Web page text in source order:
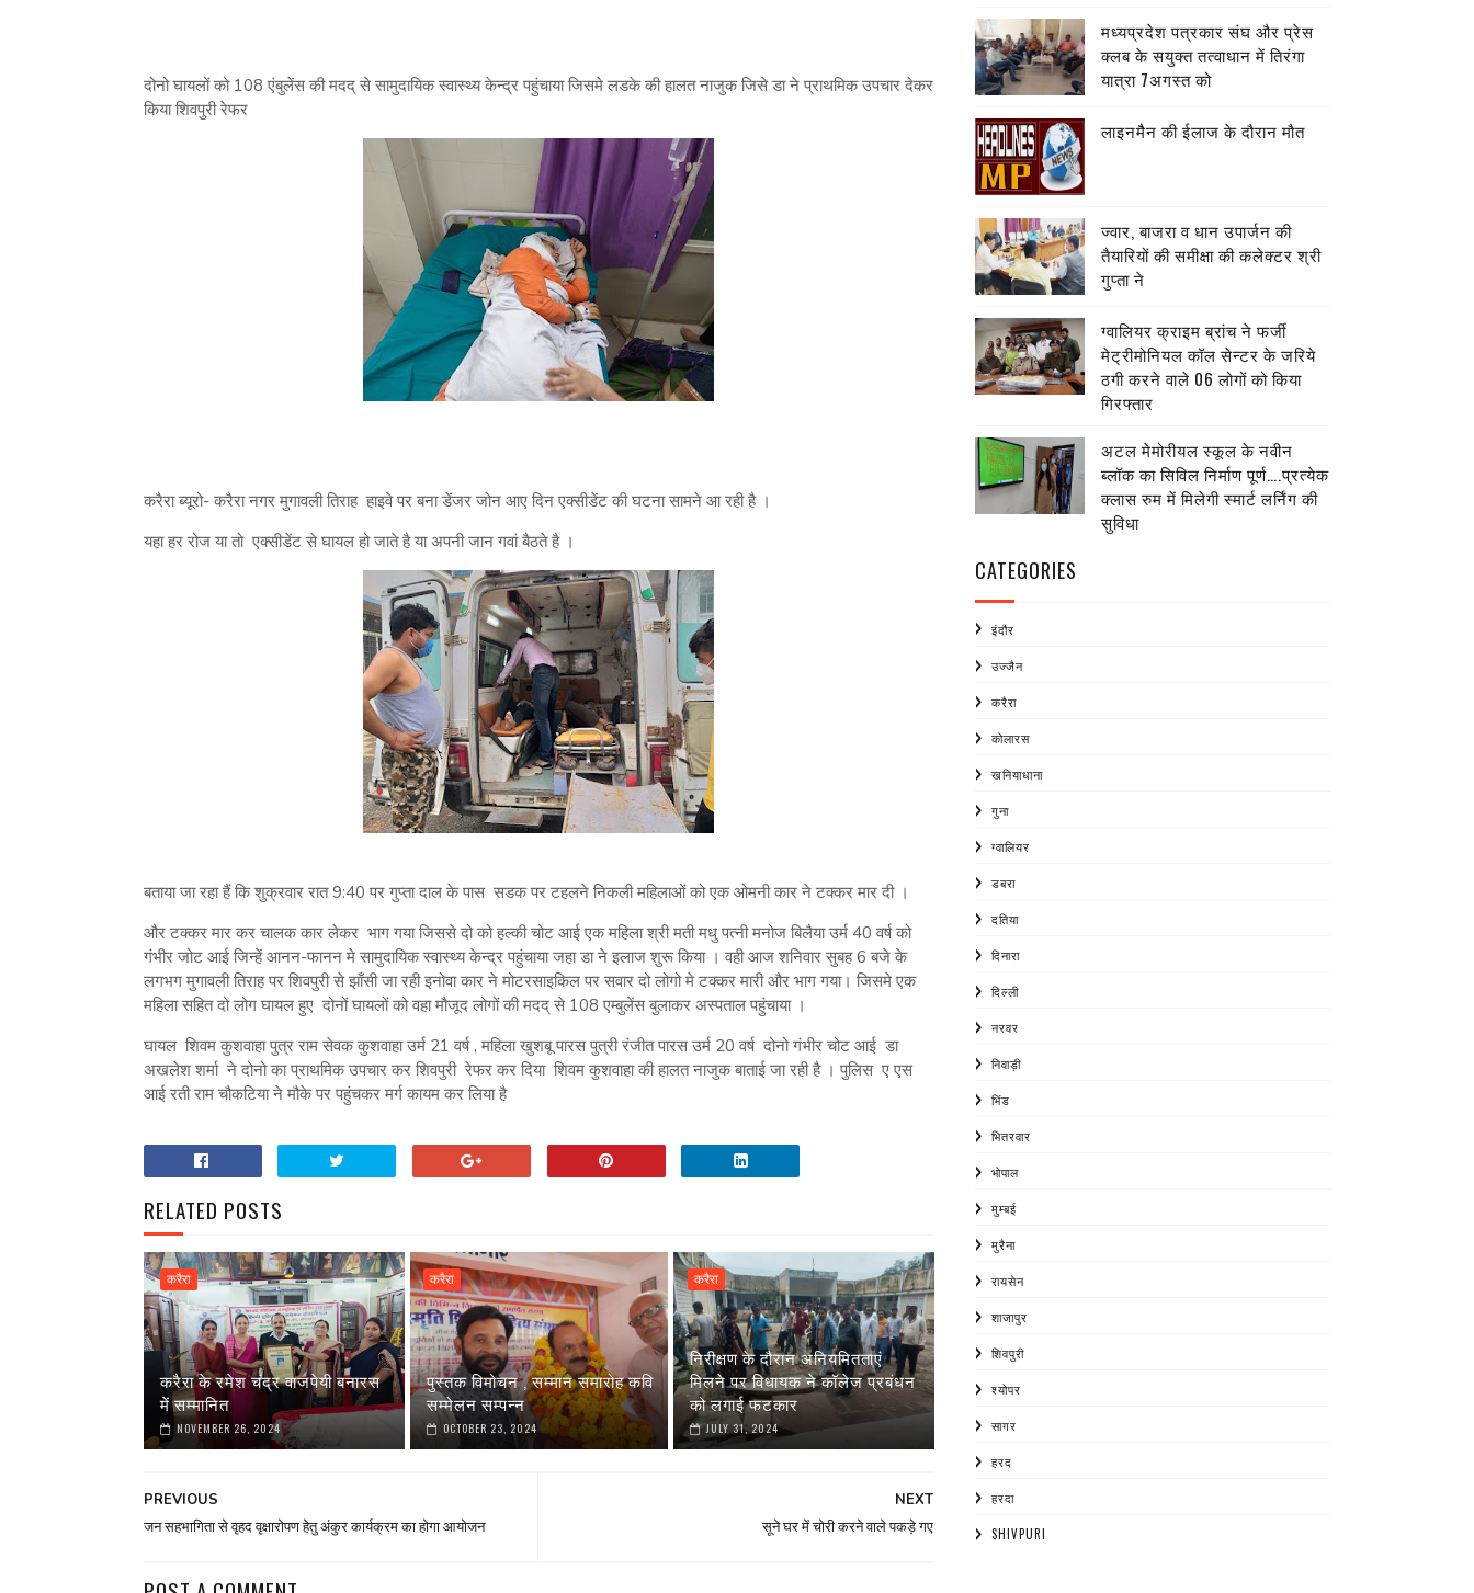
दोनो घायलों को 108 एंबुलेंस की मदद् से सामुदायिक स्वास्थ्य केन्द्र पहुंचाया जिसमे लडके की हालत नाजुक जिसे डा ने प्राथमिक उपचार देकर
किया शिवपुरी रेफर
करैरा ब्यूरो- करैरा नगर मुगावली तिराह हाइवे पर बना डेंजर जोन आए दिन एक्सीडेंट की घटना सामने आ रही है ।
यहा हर रोज या तो एक्सीडेंट से घायल हो जाते है या अपनी जान गवां बैठते है ।
बताया जा रहा हैं कि शुक्रवार रात 9:40 पर गुप्ता दाल के पास सडक पर टहलने निकली महिलाओं को एक ओमनी कार ने टक्कर मार दी ।
और टक्कर मार कर चालक कार लेकर भाग गया जिससे दो को हल्की चोट आई एक महिला श्री मती मधु पत्नी मनोज बिलैया उर्म 40 वर्ष को
गंभीर जोट आई जिन्हें आनन-फानन मे सामुदायिक स्वास्थ्य केन्द्र पहुंचाया जहा डा ने इलाज शुरू किया । वही आज शनिवार सुबह 6 बजे के
लगभग मुगावली तिराह पर शिवपुरी से झाँसी जा रही इनोवा कार ने मोटरसाइकिल पर सवार दो लोगो मे टक्कर मारी और भाग गया। जिसमे एक
महिला सहित दो लोग घायल हुए दोनों घायलों को वहा मौजूद लोगों की मदद् से 108 एम्बुलेंस बुलाकर अस्पताल पहुंचाया ।
घायल शिवम कुशवाहा पुत्र राम सेवक कुशवाहा उर्म 21 वर्ष , महिला खुशबू पारस पुत्री रंजीत पारस उर्म 20 वर्ष दोनो गंभीर चोट आई डा
अखलेश शर्मा ने दोनो का प्राथमिक उपचार कर शिवपुरी रेफर कर दिया शिवम कुशवाहा की हालत नाजुक बाताई जा रही है । पुलिस ए एस
आई रती राम चौकटिया ने मौके पर पहुंचकर मर्ग कायम कर लिया है
RELATED POSTS
करैरा
करैरा के रमेश चंद्र वाजपेयी बनारस
में सम्मानित
NOVEMBER 26, 2024
करैरा
पुस्तक विमोचन , सम्मान समारोह कवि
सम्मेलन सम्पन्न
OCTOBER 23, 2024
करैरा
निरीक्षण के दौरान अनियमितताएं
मिलने पर विधायक ने कॉलेज प्रबंधन
को लगाई फटकार
JULY 31, 2024
NEXT
सूने घर में चोरी करने वाले पकड़े गए
PREVIOUS
जन सहभागिता से वृहद वृक्षारोपण हेतु अंकुर कार्यक्रम का होगा आयोजन
मध्यप्रदेश पत्रकार संघ और प्रेस
क्लब के सयुक्त तत्वाधान में तिरंगा
यात्रा 7अगस्त को
लाइनमैैन की ईलाज के दौरान मौत
ज्वार, बाजरा व धान उपार्जन की
तैयारियों की समीक्षा की कलेक्टर श्री
गुप्ता ने
ग्वालियर क्राइम ब्रांच ने फर्जी
मेट्रीमोनियल कॉल सेन्टर के जरिये
ठगी करने वाले 06 लोगों को किया
गिरफ्तार
अटल मेमोरीयल स्कूल के नवीन
ब्लॉक का सिविल निर्माण पूर्ण….प्रत्येक
क्लास रुम में मिलेगी स्मार्ट लर्निंग की
सुविधा
CATEGORIES
इंदौर
उज्जैन
करैरा
कोलारस
खनियाधाना
गुना
ग्वालियर
डबरा
दतिया
दिनारा
दिल्ली
नरवर
निवाड़ी
भिंड
भितरवार
भोपाल
मुम्बई
मुरैना
रायसेन
शाजापुर
शिवपुरी
श्योपर
सागर
हरद
हरदा
SHIVPURI